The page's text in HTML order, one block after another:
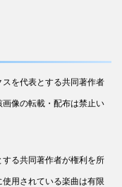
を代表とする共同著作者
像の転載・配布は禁止い
る共同著作者が権利を所
用されている楽曲は有限